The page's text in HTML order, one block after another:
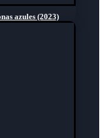
azules (2023)